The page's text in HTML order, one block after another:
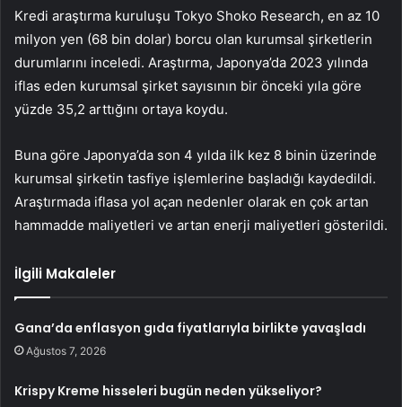
Kredi araştırma kuruluşu Tokyo Shoko Research, en az 10
milyon yen (68 bin dolar) borcu olan kurumsal şirketlerin
durumlarını inceledi. Araştırma, Japonya’da 2023 yılında
iflas eden kurumsal şirket sayısının bir önceki yıla göre
yüzde 35,2 arttığını ortaya koydu.
Buna göre Japonya’da son 4 yılda ilk kez 8 binin üzerinde
kurumsal şirketin tasfiye işlemlerine başladığı kaydedildi.
Araştırmada iflasa yol açan nedenler olarak en çok artan
hammadde maliyetleri ve artan enerji maliyetleri gösterildi.
İlgili Makaleler
Gana’da enflasyon gıda fiyatlarıyla birlikte yavaşladı
Ağustos 7, 2026
Krispy Kreme hisseleri bugün neden yükseliyor?